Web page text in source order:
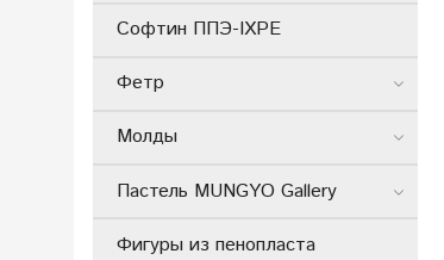
Софтин ППЭ-IXPE
Фетр
Молды
Пастель MUNGYO Gallery
Фигуры из пенопласта